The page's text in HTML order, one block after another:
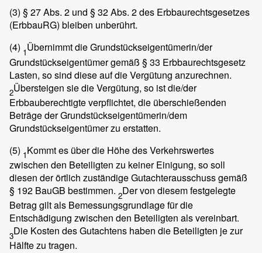
(3) § 27 Abs. 2 und § 32 Abs. 2 des Erbbaurechtsgesetzes
(ErbbauRG) bleiben unberührt.
(4) 1Übernimmt die Grundstückseigentümerin/der
Grundstückseigentümer gemäß § 33 Erbbaurechtsgesetz
Lasten, so sind diese auf die Vergütung anzurechnen.
2Übersteigen sie die Vergütung, so ist die/der
Erbbauberechtigte verpflichtet, die überschießenden
Beträge der Grundstückseigentümerin/dem
Grundstückseigentümer zu erstatten.
(5) 1Kommt es über die Höhe des Verkehrswertes
zwischen den Beteiligten zu keiner Einigung, so soll
diesen der örtlich zuständige Gutachterausschuss gemäß
§ 192 BauGB bestimmen. 2Der von diesem festgelegte
Betrag gilt als Bemessungsgrundlage für die
Entschädigung zwischen den Beteiligten als vereinbart.
3Die Kosten des Gutachtens haben die Beteiligten je zur
Hälfte zu tragen.